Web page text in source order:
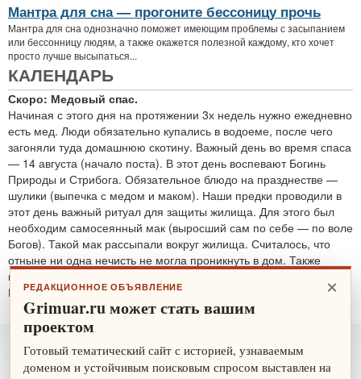
Мантра для сна — прогоните бессоницу прочь
Мантра для сна однозначно поможет имеющим проблемы с засыпанием
или бессонницу людям, а также окажется полезной каждому, кто хочет
просто лучше высыпаться...
КАЛЕНДАРЬ
Скоро: Медовый спас.
Начиная с этого дня на протяжении 3х недель нужно ежедневно
есть мед. Люди обязательно купались в водоеме, после чего
загоняли туда домашнюю скотину. Важный день во время спаса
— 14 августа (начало поста). В этот день воспевают Богинь
Природы и Стрибога. Обязательное блюдо на празднестве —
шулики (выпечка с медом и маком). Наши предки проводили в
этот день важный ритуал для защиты жилища. Для этого был
необходим самосеянный мак (выросший сам по себе — по воле
Богов). Такой мак рассыпали вокруг жилища. Считалось, что
отныне ни одна нечисть не могла проникнуть в дом. Также
проводятся обряды для защиты от злобных духов.
По теме:защитные ритуалы ×
РЕДАКЦИОННОЕ ОБЪЯВЛЕНИЕ
Grimuar.ru может стать вашим
проектом
Готовый тематический сайт с историей, узнаваемым
доменом и устойчивым поисковым спросом выставлен на